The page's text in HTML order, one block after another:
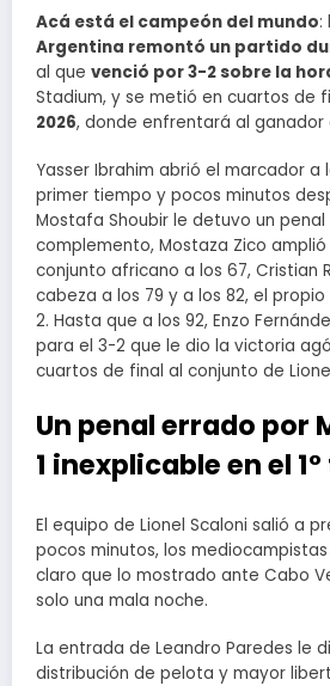
Acá está el campeón del mundo:
Argentina remontó un partido
al que venció por 3-2 sobre la
Stadium, y se metió en cuartos de
2026, donde enfrentará al ganador
Yasser Ibrahim abrió el marcador a
primer tiempo y pocos minutos
Mostafa Shoubir le detuvo un penal
complemento, Mostaza Zico
conjunto africano a los 67, Cristian
cabeza a los 79 y a los 82, el
2. Hasta que a los 92, Enzo
para el 3-2 que le dio la victoria
cuartos de final al conjunto de
Un penal errado por
1 inexplicable en el
El equipo de Lionel Scaloni salió a
pocos minutos, los
claro que lo mostrado ante Cabo
solo una mala noche.
La entrada de Leandro Paredes le
distribución de pelota y mayor